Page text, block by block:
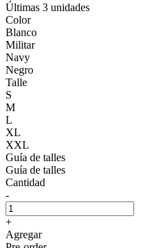
Últimas 3 unidades
Color
Blanco
Militar
Navy
Negro
Talle
S
M
L
XL
XXL
Guía de talles
Guía de talles
Cantidad
-
+
Agregar